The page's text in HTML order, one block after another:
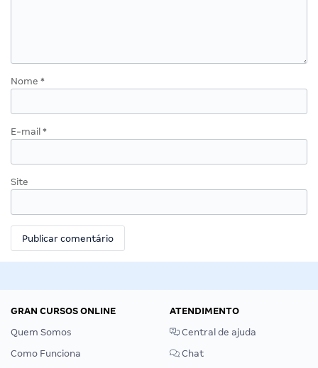
Nome *
E-mail *
Site
GRAN CURSOS ONLINE
Quem Somos
Como Funciona
ATENDIMENTO
Central de ajuda
Chat